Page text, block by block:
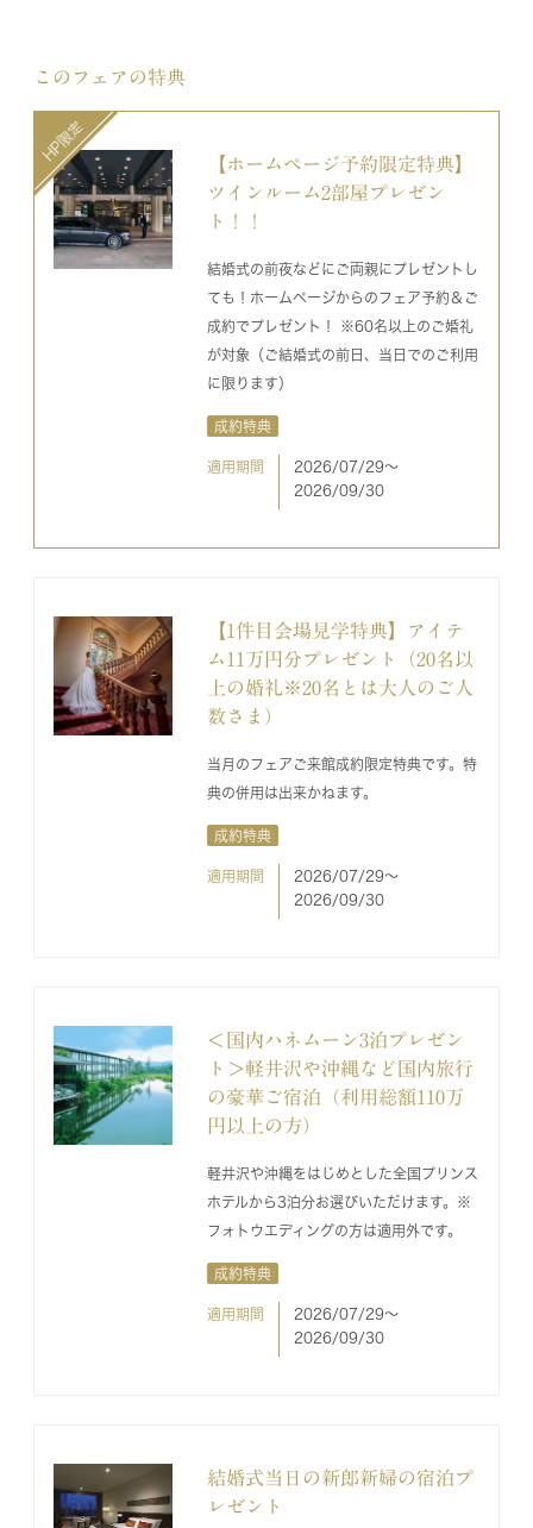
このフェアの特典
【ホームページ予約限定特典】
ツインルーム2部屋プレゼン
ト！！
結婚式の前夜などにご両親にプレゼントし
ても！ホームページからのフェア予約＆ご
成約でプレゼント！ ※60名以上のご婚礼
が対象（ご結婚式の前日、当日でのご利用
に限ります）
成約特典
適用期間
2026/07/29〜
2026/09/30
【1件目会場見学特典】アイテ
ム11万円分プレゼント（20名以
上の婚礼※20名とは大人のご人
数さま）
当月のフェアご来館成約限定特典です。特
典の併用は出来かねます。
成約特典
適用期間
2026/07/29〜
2026/09/30
＜国内ハネムーン3泊プレゼン
ト＞軽井沢や沖縄など国内旅行
の豪華ご宿泊（利用総額110万
円以上の方）
軽井沢や沖縄をはじめとした全国プリンス
ホテルから3泊分お選びいただけます。※
フォトウエディングの方は適用外です。
成約特典
適用期間
2026/07/29〜
2026/09/30
結婚式当日の新郎新婦の宿泊プ
レゼント